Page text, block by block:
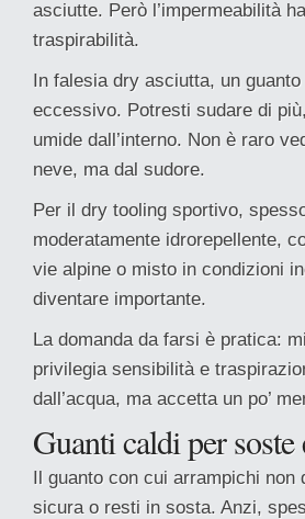
asciutte. Però l’impermeabilità
traspirabilità.
In falesia dry asciutta, un
eccessivo. Potresti sudare di
umide dall’interno. Non è raro
neve, ma dal sudore.
Per il dry tooling sportivo,
moderatamente idrorepellente,
vie alpine o misto in condizioni
diventare importante.
La domanda da farsi è pratica:
privilegia sensibilità e
dall’acqua, ma accetta un po’
Guanti caldi per soste
Il guanto con cui arrampichi
sicura o resti in sosta. Anzi,